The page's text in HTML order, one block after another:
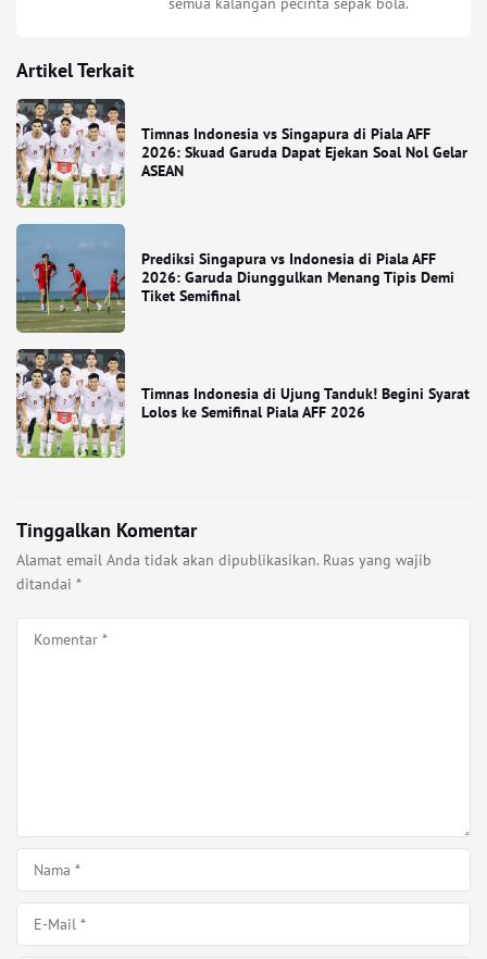
Artikel Terkait
Timnas Indonesia vs Singapura di Piala AFF
2026: Skuad Garuda Dapat Ejekan Soal Nol Gelar
ASEAN
Prediksi Singapura vs Indonesia di Piala AFF
2026: Garuda Diunggulkan Menang Tipis Demi
Tiket Semifinal
Timnas Indonesia di Ujung Tanduk! Begini Syarat
Lolos ke Semifinal Piala AFF 2026
Tinggalkan Komentar
Alamat email Anda tidak akan dipublikasikan. Ruas yang wajib
ditandai *